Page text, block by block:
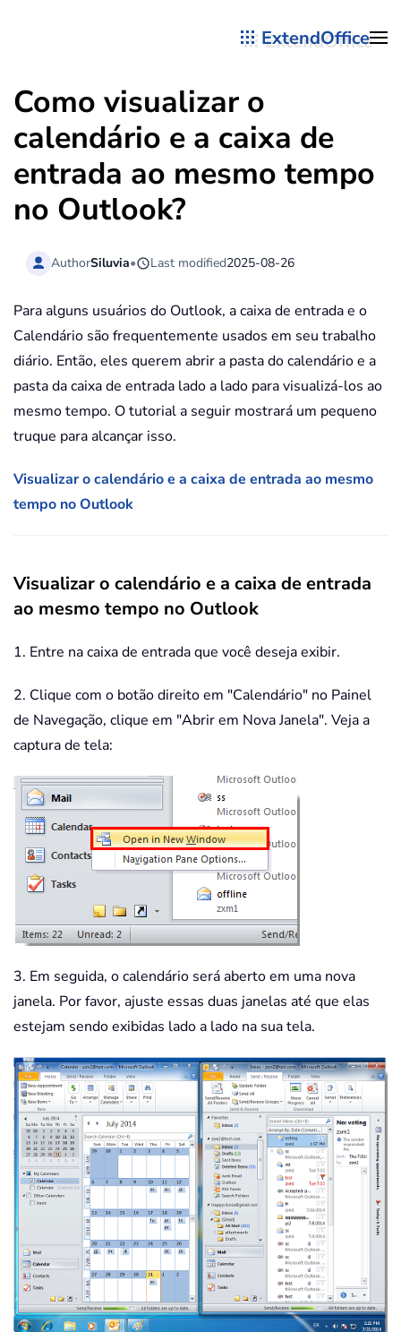
ExtendOffice
Como visualizar o
calendário e a caixa de
entrada ao mesmo tempo
no Outlook?
AuthorSiluvia• Last modified2025-08-26
Para alguns usuários do Outlook, a caixa de entrada e o
Calendário são frequentemente usados em seu trabalho
diário. Então, eles querem abrir a pasta do calendário e a
pasta da caixa de entrada lado a lado para visualizá-los ao
mesmo tempo. O tutorial a seguir mostrará um pequeno
truque para alcançar isso.
Visualizar o calendário e a caixa de entrada ao mesmo
tempo no Outlook
Visualizar o calendário e a caixa de entrada
ao mesmo tempo no Outlook
1. Entre na caixa de entrada que você deseja exibir.
2. Clique com o botão direito em "Calendário" no Painel
de Navegação, clique em "Abrir em Nova Janela". Veja a
captura de tela:
3. Em seguida, o calendário será aberto em uma nova
janela. Por favor, ajuste essas duas janelas até que elas
estejam sendo exibidas lado a lado na sua tela.